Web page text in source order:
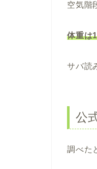
空気階
体重は
サバ読
公
調べた